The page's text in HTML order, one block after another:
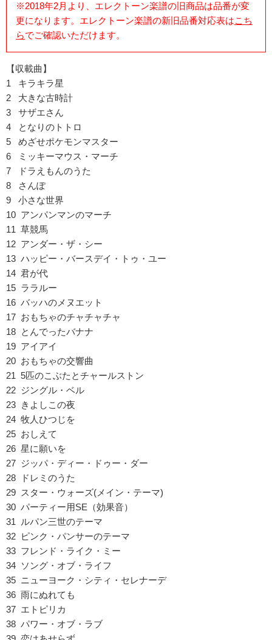
※2018年2月より、エレクトーン楽譜の旧商品は品番が変
更になります。エレクトーン楽譜の新旧品番対応表はこち
らでご確認いただけます。
【収載曲】
1 キラキラ星
2 大きな古時計
3 サザエさん
4 となりのトトロ
5 めざせポケモンマスター
6 ミッキーマウス・マーチ
7 ドラえもんのうた
8 さんぽ
9 小さな世界
10 アンパンマンのマーチ
11 草競馬
12 アンダー・ザ・シー
13 ハッピー・バースデイ・トゥ・ユー
14 君が代
15 ララルー
16 バッハのメヌエット
17 おもちゃのチャチャチャ
18 とんでったバナナ
19 アイアイ
20 おもちゃの交響曲
21 5匹のこぶたとチャールストン
22 ジングル・ベル
23 きよしこの夜
24 牧人ひつじを
25 おしえて
26 星に願いを
27 ジッパ・ディー・ドゥー・ダー
28 ドレミのうた
29 スター・ウォーズ(メイン・テーマ)
30 パーティー用SE（効果音）
31 ルパン三世のテーマ
32 ピンク・パンサーのテーマ
33 フレンド・ライク・ミー
34 ソング・オブ・ライフ
35 ニューヨーク・シティ・セレナーデ
36 雨にぬれても
37 エトピリカ
38 パワー・オブ・ラブ